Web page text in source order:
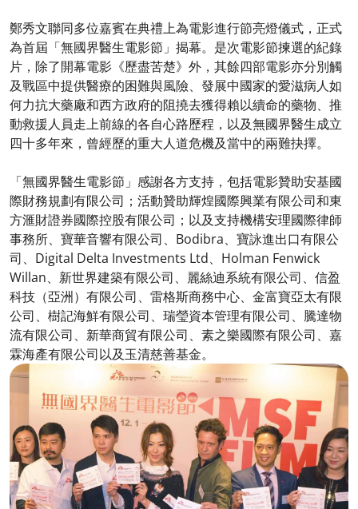
鄭秀文聯同多位嘉賓在典禮上為電影進行節亮燈儀式，正式
為首屆「無國界醫生電影節」揭幕。是次電影節揀選的紀錄
片，除了開幕電影《歷盡苦楚》外，其餘四部電影亦分別觸
及戰區中提供醫療的困難與風險、發展中國家的愛滋病人如
何力抗大藥廠和西方政府的阻撓去獲得賴以續命的藥物、推
動救援人員走上前線的各自心路歷程，以及無國界醫生成立
四十多年來，曾經歷的重大人道危機及當中的兩難抉擇。​
「無國界醫生電影節」感謝各方支持，包括電影贊助安基國
際財務規劃有限公司；活動贊助輝煌國際興業有限公司和東
方滙財證券國際控股有限公司；以及支持機構安理國際律師
事務所、寶華音響有限公司、Bodibra、寶詠進出口有限公
司、Digital Delta Investments Ltd、Holman Fenwick
Willan、新世界建築有限公司、麗絲迪系統有限公司、信盈
科技（亞洲）有限公司、雷格斯商務中心、金富寶亞太有限
公司、樹記海鮮有限公司、瑞瑩資本管理有限公司、騰達物
流有限公司、新華商貿有限公司、素之樂國際有限公司、嘉
霖海產有限公司以及玉清慈善基金。